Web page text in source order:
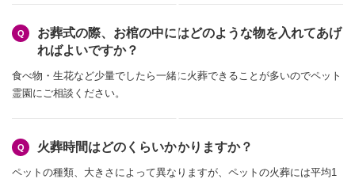
お葬式の際、お棺の中にはどのような物を入れてあげ
ればよいですか？
食べ物・生花など少量でしたら一緒に火葬できることが多いのでペット
霊園にご相談ください。
火葬時間はどのくらいかかりますか？
ペットの種類、大きさによって異なりますが、ペットの火葬には平均1